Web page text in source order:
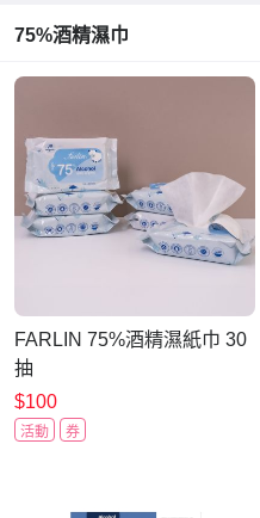
75%酒精濕巾
FARLIN 75%酒精濕紙巾 30
抽
$100
活動 券